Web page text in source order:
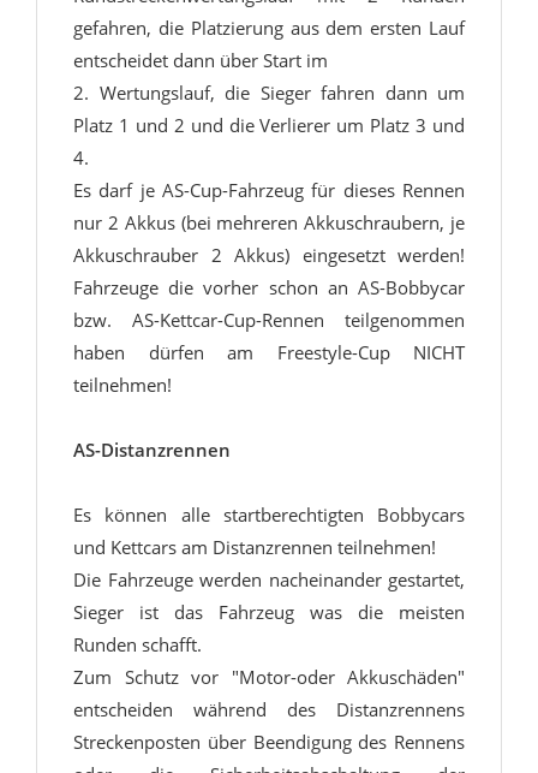
gefahren, die Platzierung aus dem ersten Lauf
entscheidet dann über Start im
2. Wertungslauf, die Sieger fahren dann um
Platz 1 und 2 und die Verlierer um Platz 3 und
4.
Es darf je AS-Cup-Fahrzeug für dieses Rennen
nur 2 Akkus (bei mehreren Akkuschraubern, je
Akkuschrauber 2 Akkus) eingesetzt werden!
Fahrzeuge die vorher schon an AS-Bobbycar
bzw. AS-Kettcar-Cup-Rennen teilgenommen
haben dürfen am Freestyle-Cup NICHT
teilnehmen!
AS-Distanzrennen
Es können alle startberechtigten Bobbycars
und Kettcars am Distanzrennen teilnehmen!
Die Fahrzeuge werden nacheinander gestartet,
Sieger ist das Fahrzeug was die meisten
Runden schafft.
Zum Schutz vor "Motor-oder Akkuschäden"
entscheiden während des Distanzrennens
Streckenposten über Beendigung des Rennens